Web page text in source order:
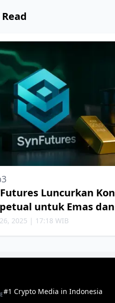
Luncurkan
untuk Emas
2025 | 17:18 WIB
#1 Crypto Media in Indonesia